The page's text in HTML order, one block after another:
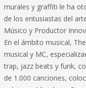
murales y graffiti le ha
de los entusiastas del
Músico y Productor
En el ámbito musical,
musical y MC,
trap, jazz beats y funk,
de 1.000 canciones,